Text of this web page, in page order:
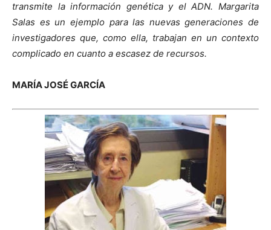
transmite la información genética y el ADN. Margarita
Salas es un ejemplo para las nuevas generaciones de
investigadores que, como ella, trabajan en un contexto
complicado en cuanto a escasez de recursos.
MARÍA JOSÉ GARCÍA